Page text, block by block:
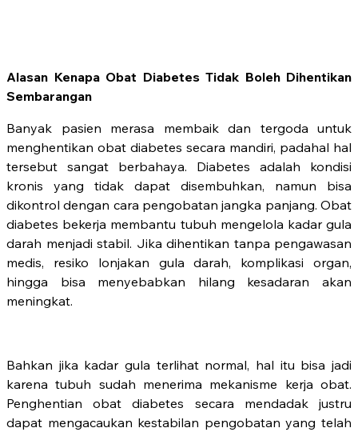
Alasan Kenapa Obat Diabetes Tidak Boleh Dihentikan
Sembarangan
Banyak pasien merasa membaik dan tergoda untuk
menghentikan obat diabetes secara mandiri, padahal hal
tersebut sangat berbahaya. Diabetes adalah kondisi
kronis yang tidak dapat disembuhkan, namun bisa
dikontrol dengan cara pengobatan jangka panjang. Obat
diabetes bekerja membantu tubuh mengelola kadar gula
darah menjadi stabil. Jika dihentikan tanpa pengawasan
medis, resiko lonjakan gula darah, komplikasi organ,
hingga bisa menyebabkan hilang kesadaran akan
meningkat.
Bahkan jika kadar gula terlihat normal, hal itu bisa jadi
karena tubuh sudah menerima mekanisme kerja obat.
Penghentian obat diabetes secara mendadak justru
dapat mengacaukan kestabilan pengobatan yang telah